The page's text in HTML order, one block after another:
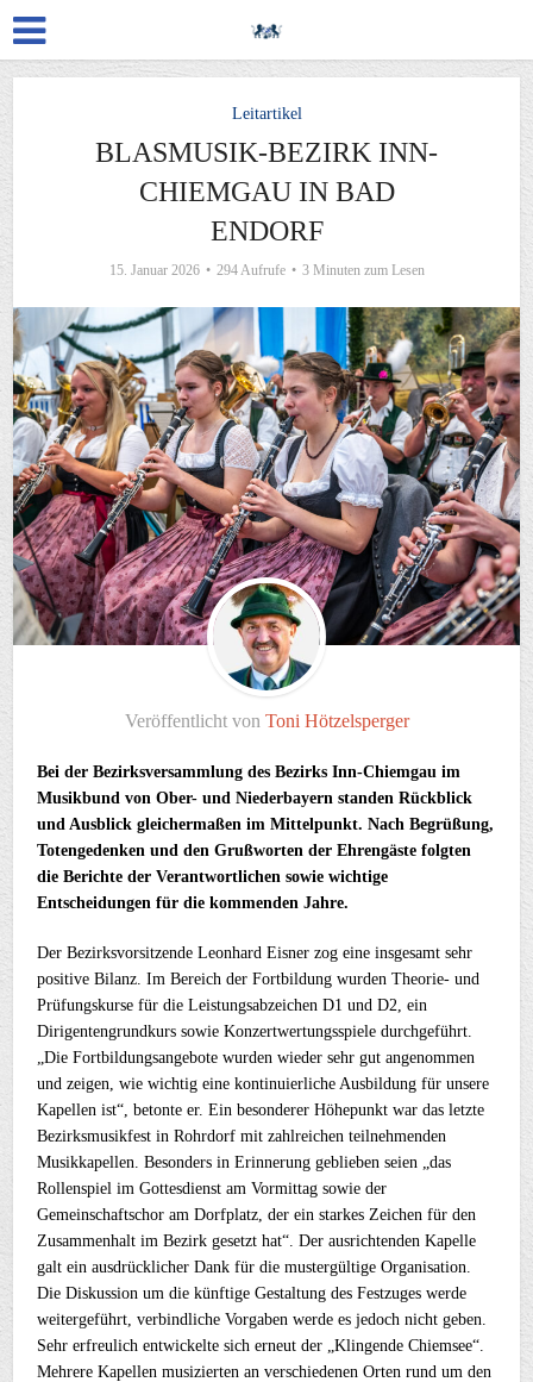
Leitartikel
BLASMUSIK-BEZIRK INN-
CHIEMGAU IN BAD
ENDORF
15. Januar 2026 294 Aufrufe 3 Minuten zum Lesen
Veröffentlicht von Toni Hötzelsperger
Bei der Bezirksversammlung des Bezirks Inn-Chiemgau im
Musikbund von Ober- und Niederbayern standen Rückblick
und Ausblick gleichermaßen im Mittelpunkt. Nach Begrüßung,
Totengedenken und den Grußworten der Ehrengäste folgten
die Berichte der Verantwortlichen sowie wichtige
Entscheidungen für die kommenden Jahre.
Der Bezirksvorsitzende Leonhard Eisner zog eine insgesamt sehr
positive Bilanz. Im Bereich der Fortbildung wurden Theorie- und
Prüfungskurse für die Leistungsabzeichen D1 und D2, ein
Dirigentengrundkurs sowie Konzertwertungsspiele durchgeführt.
„Die Fortbildungsangebote wurden wieder sehr gut angenommen
und zeigen, wie wichtig eine kontinuierliche Ausbildung für unsere
Kapellen ist“, betonte er. Ein besonderer Höhepunkt war das letzte
Bezirksmusikfest in Rohrdorf mit zahlreichen teilnehmenden
Musikkapellen. Besonders in Erinnerung geblieben seien „das
Rollenspiel im Gottesdienst am Vormittag sowie der
Gemeinschaftschor am Dorfplatz, der ein starkes Zeichen für den
Zusammenhalt im Bezirk gesetzt hat“. Der ausrichtenden Kapelle
galt ein ausdrücklicher Dank für die mustergültige Organisation.
Die Diskussion um die künftige Gestaltung des Festzuges werde
weitergeführt, verbindliche Vorgaben werde es jedoch nicht geben.
Sehr erfreulich entwickelte sich erneut der „Klingende Chiemsee“.
Mehrere Kapellen musizierten an verschiedenen Orten rund um den